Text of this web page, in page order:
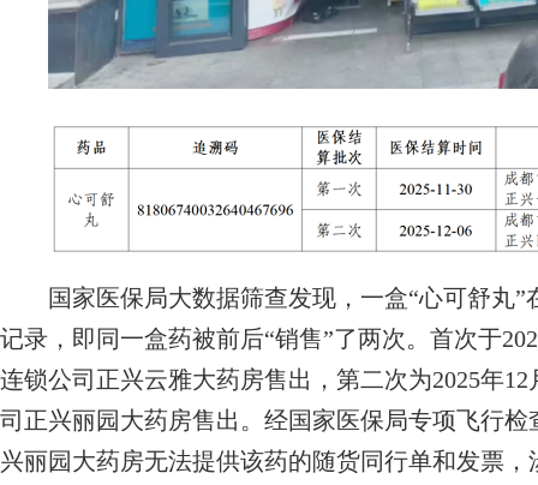
国家医保局大数据筛查发现，一盒“心可舒丸”
记录，即同一盒药被前后“销售”了两次。首次于
连锁公司正兴云雅大药房售出，第二次为2025年
司正兴丽园大药房售出。经国家医保局专项飞行
兴丽园大药房无法提供该药的随货同行单和发票